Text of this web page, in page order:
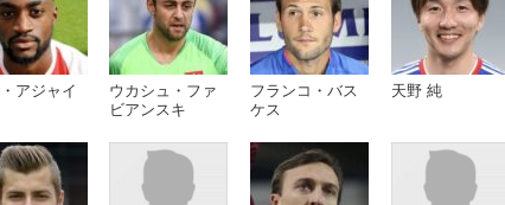
アジャイ
ウカシュ・ファ
ビアンスキ
フランコ・バス
ケス
天野 純